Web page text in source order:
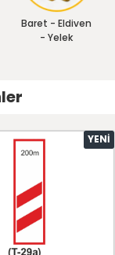
Baret - Eldiven
- Yelek
YENI